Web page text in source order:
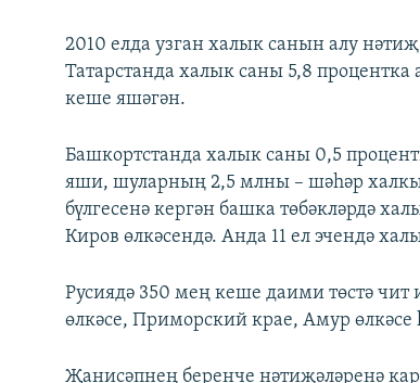
2010 елда узган халык санын алу
Татарстанда халык саны 5,8
кеше яшәгән.
Башкортстанда халык саны 0,5
яши, шуларның 2,5 млны – шәһәр
бүлгесенә кергән башка төбәкләрдә
Киров өлкәсендә. Анда 11 ел эчендә
Русиядә 350 мең кеше даими төстә
өлкәсе, Приморский крае, Амур өлкәсе
Җанисәпнең беренче нәтиҗәләренә